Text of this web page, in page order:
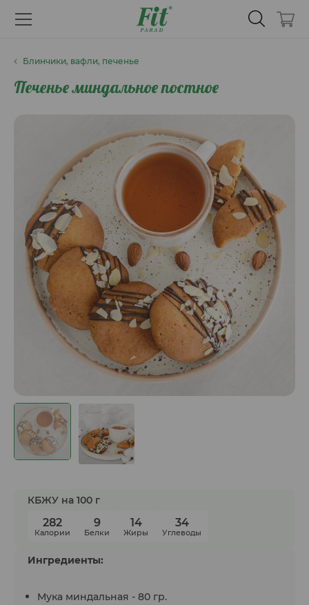
Блинчики, вафли, печенье
Печенье миндальное постное
КБЖУ на 100 г
282
Калории
9
Белки
14
Жиры
34
Углеводы
Ингредиенты:
Мука миндальная - 80 гр.